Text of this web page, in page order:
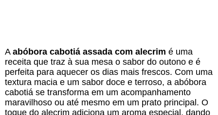
A abóbora cabotiá assada com alecrim é uma
receita que traz à sua mesa o sabor do outono e é
perfeita para aquecer os dias mais frescos. Com uma
textura macia e um sabor doce e terroso, a abóbora
cabotiá se transforma em um acompanhamento
maravilhoso ou até mesmo em um prato principal. O
toque do alecrim adiciona um aroma especial, dando